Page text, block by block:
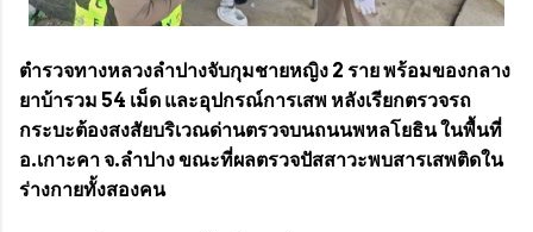
ตำรวจทางหลวงลำปางจับกุมชายหญิง 2 ราย พร้อมของกลาง
ยาบ้ารวม 54 เม็ด และอุปกรณ์การเสพ หลังเรียกตรวจรถ
กระบะต้องสงสัยบริเวณด่านตรวจบนถนนพหลโยธิน ในพื้นที่
อ.เกาะคา จ.ลำปาง ขณะที่ผลตรวจปัสสาวะพบสารเสพติดใน
ร่างกายทั้งสองคน